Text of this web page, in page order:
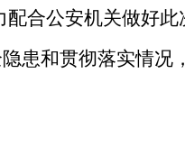
合公安机关做好
患和贯彻落实情况